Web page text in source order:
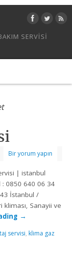
SERVISI
Bir yorum yapın
| istanbul
: 0850 640 06 34
İstanbul /
kliması, Sanayii ve
→
servisi, klima gaz